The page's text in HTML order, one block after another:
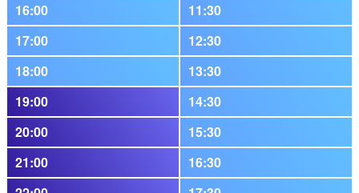
16:00
11:30
17:00
12:30
18:00
13:30
19:00
14:30
20:00
15:30
21:00
16:30